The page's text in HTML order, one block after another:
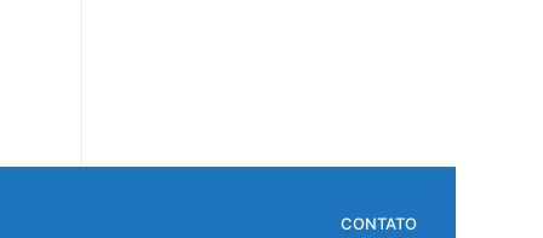
CONTATO